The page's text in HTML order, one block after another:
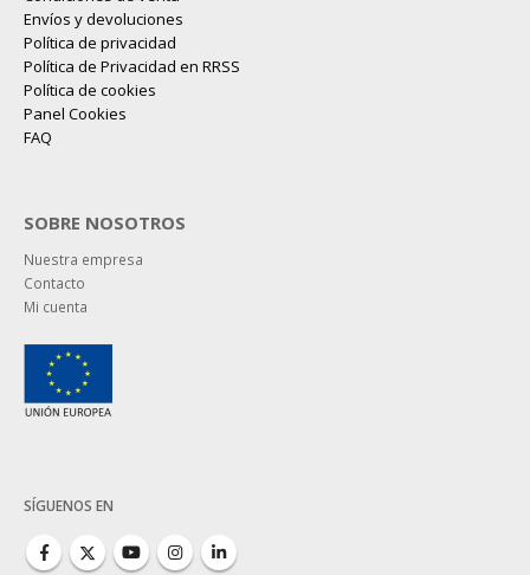
Envíos y devoluciones
Política de privacidad
Política de Privacidad en RRSS
Política de cookies
Panel Cookies
FAQ
SOBRE NOSOTROS
Nuestra empresa
Contacto
Mi cuenta
SÍGUENOS EN